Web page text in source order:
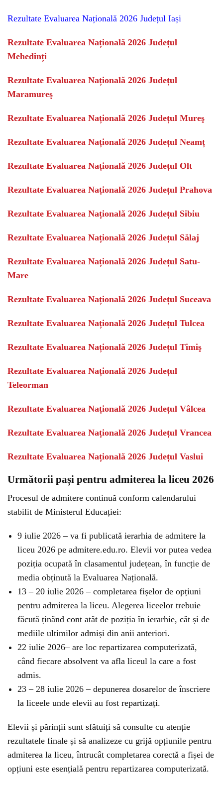
Rezultate Evaluarea Națională 2026 Județul Iași
Rezultate Evaluarea Națională 2026 Județul
Mehedinți
Rezultate Evaluarea Națională 2026 Județul
Maramureş
Rezultate Evaluarea Națională 2026 Județul Mureş
Rezultate Evaluarea Națională 2026 Județul Neamț
Rezultate Evaluarea Națională 2026 Județul Olt
Rezultate Evaluarea Națională 2026 Județul Prahova
Rezultate Evaluarea Națională 2026 Județul Sibiu
Rezultate Evaluarea Națională 2026 Județul Sălaj
Rezultate Evaluarea Națională 2026 Județul Satu-
Mare
Rezultate Evaluarea Națională 2026 Județul Suceava
Rezultate Evaluarea Națională 2026 Județul Tulcea
Rezultate Evaluarea Națională 2026 Județul Timiş
Rezultate Evaluarea Națională 2026 Județul
Teleorman
Rezultate Evaluarea Națională 2026 Județul Vâlcea
Rezultate Evaluarea Națională 2026 Județul Vrancea
Rezultate Evaluarea Națională 2026 Județul Vaslui
Următorii pași pentru admiterea la liceu 2026
Procesul de admitere continuă conform calendarului
stabilit de Ministerul Educației:
9 iulie 2026 – va fi publicată ierarhia de admitere la
liceu 2026 pe admitere.edu.ro. Elevii vor putea vedea
poziția ocupată în clasamentul județean, în funcție de
media obținută la Evaluarea Națională.
13 – 20 iulie 2026 – completarea fișelor de opțiuni
pentru admiterea la liceu. Alegerea liceelor trebuie
făcută ținând cont atât de poziția în ierarhie, cât și de
mediile ultimilor admiși din anii anteriori.
22 iulie 2026– are loc repartizarea computerizată,
când fiecare absolvent va afla liceul la care a fost
admis.
23 – 28 iulie 2026 – depunerea dosarelor de înscriere
la liceele unde elevii au fost repartizați.
Elevii și părinții sunt sfătuiți să consulte cu atenție
rezultatele finale și să analizeze cu grijă opțiunile pentru
admiterea la liceu, întrucât completarea corectă a fișei de
opțiuni este esențială pentru repartizarea computerizată.